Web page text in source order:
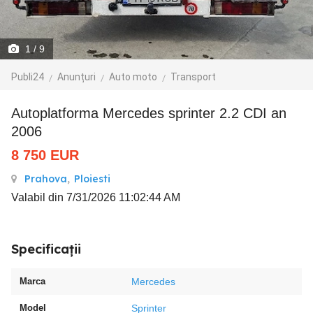
1 / 9
Publi24 Anunțuri Auto moto Transport
autoplatforma Mercedes sprinter 2.2 CDI an
2006
8 750 EUR
Prahova, Ploiesti
Valabil din 7/31/2026 11:02:44 AM
Specificații
Marca Mercedes
Model Sprinter